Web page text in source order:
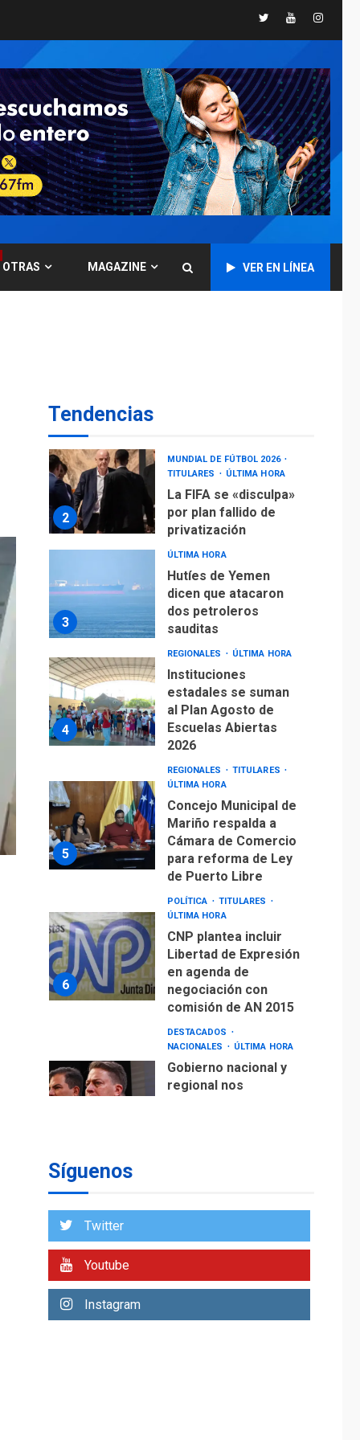
TwitterYoutube
OTRAS MAGAZINE VER EN LÍNEA
Tendencias
comisión de AN 2015
7
DESTACADOS
NACIONALES
ÚLTIMA HORA
Gobierno nacional y
regional nos
respaldaron desde el
primer momento tras
terremotos del 24J
asegura Gustavo
Duque
TITULARES
Reanudan
operaciones de carga
2
privatización
3
ÚLTIMA HORA
Hutíes de Yemen
dicen que atacaron
dos petroleros
sauditas
4
REGIONALES ÚLTIMA HORA
Instituciones
estadales se suman
al Plan Agosto de
Escuelas Abiertas
2026
5
REGIONALES
TITULARES
ÚLTIMA HORA
Concejo Municipal de
Mariño respalda a
Cámara de Comercio
para reforma de Ley
de Puerto Libre
6
POLÍTICA
TITULARES
ÚLTIMA HORA
CNP plantea incluir
Libertad de Expresión
en agenda de
negociación con
comisión de AN 2015
7
DESTACADOS
NACIONALES
ÚLTIMA HORA
Gobierno nacional y
regional nos
respaldaron desde el
primer momento tras
terremotos del 24J
asegura Gustavo
1
Aeropuerto de
TITULARES
ÚLTIMA HORA
por plan fallido de
Síguenos
Twitter
Youtube
Instagram